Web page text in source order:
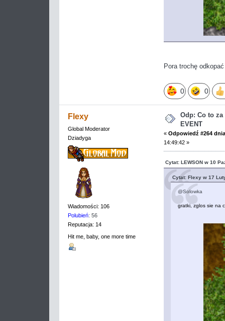
Pora trochę
0 0
Flexy
Global Moderator
Dziadyga
Wiadomości: 106
Polubień: 56
Reputacja: 14
Hit me, baby, one more time
Odp: Co to za
EVENT
« Odpowiedź #264
14:49:42 »
Cytat: LEWSON w 10
Cytat: Flexy w 17
@Solowka
gratki, zglos sie na